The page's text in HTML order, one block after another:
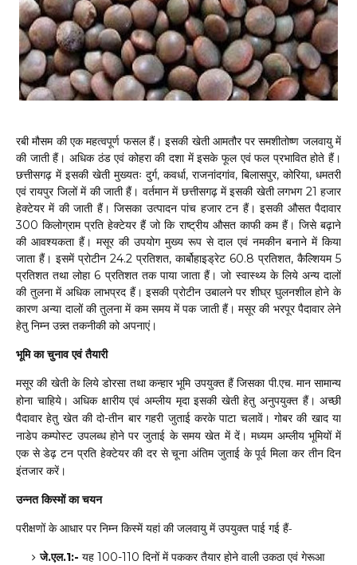
रबी मौसम की एक महत्वपूर्ण फसल हैं। इसकी खेती आमतौर पर समशीतोष्ण जलवायु में
की जाती हैं। अधिक ठंड एवं कोहरा की दशा में इसके फूल एवं फल प्रभावित होते हैं।
छत्तीसगढ़ में इसकी खेती मुख्यतः दुर्ग, कवर्धा, राजनांदगांव, बिलासपुर, कोरिया, धमतरी
एवं रायपुर जिलों में की जाती हैं। वर्तमान में छत्तीसगढ़ में इसकी खेती लगभग21हजार
हेक्टेयर में की जाती हैं। जिसका उत्पादन पांच हजार टन हैं। इसकी औसत पैदावार
300किलोग्राम प्रति हेक्टेयर हैं जो कि राष्ट्रीय औसत काफी कम हैं। जिसे बढ़ाने
कीआवश्यकता हैं। मसूर की उपयोग मुख्य रूप से दाल एवं नमकीन बनाने में किया
जाता हैं। इसमें प्रोटीन 24.2 प्रतिशत, कार्बोहाइड्रेट 60.8 प्रतिशत, कैल्शियम5
प्रतिशत तथा लोहा6 प्रतिशत तक पाया जाता हैं। जो स्वास्थ्य के लिये अन्य दालों
की तुलना में अधिक लाभप्रद हैं। इसकी प्रोटीन उबालने परशीघ्र घुलनशील होने के
कारण अन्या दालों की तुलना में कम समय में पक जाती हैं। मसूर की भरपूर पैदावार लेने
हेतु निम्न उन्न्त तकनीकी को अपनाएं।
भूमि का चुनाव एवं तैयारी
मसूर की खेती के लिये डोरसा तथा कन्हार भूमि उपयुक्त हैं जिसका पी.एच. मान सामान्य
होना चाहिये। अधिक क्षारीय एवं अम्लीय मृदा इसकी खेती हेतु अनुपयुक्त हैं। अच्छी
पैदावार हेतु खेत की दो-तीन बार गहरी जुताई करके पाटा चलावें। गोबर की खाद या
नाडेप कम्पोस्ट उपलब्ध होने पर जुताई के समय खेत में दें। मध्यम अम्लीय भूमियों में
एक से डेढ़ टन प्रति हेक्टेयर की दर से चूना अंतिम जुताई के पूर्व मिला कर तीन दिन
इंतजार करें।
उन्नत किस्मों का चयन
परीक्षणों के आधार पर निम्न किस्में यहां की जलवायु में उपयुक्त पाई गई हैं-
जे.एल.1:- यह 100-110 दिनों में पककर तैयार होने वाली उकठा एवं गेरूआ